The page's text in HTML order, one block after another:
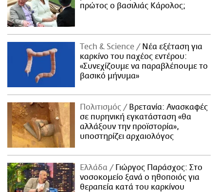
πρώτος ο βασιλιάς Κάρολος;
Τech & Science
Νέα εξέταση για
καρκίνο του παχέος εντέρου:
«Συνεχίζουμε να παραβλέπουμε το
βασικό μήνυμα»
Πολιτισμός
Βρετανία: Ανασκαφές
σε πυρηνική εγκατάσταση «θα
αλλάξουν την προϊστορία»,
υποστηρίζει αρχαιολόγος
Ελλάδα
Γιώργος Παράσχος: Στο
νοσοκομείο ξανά ο ηθοποιός για
θεραπεία κατά του καρκίνου